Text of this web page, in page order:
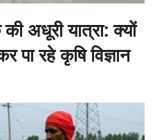
अधूरी यात्रा: क्यों
पा रहे कृषि विज्ञान